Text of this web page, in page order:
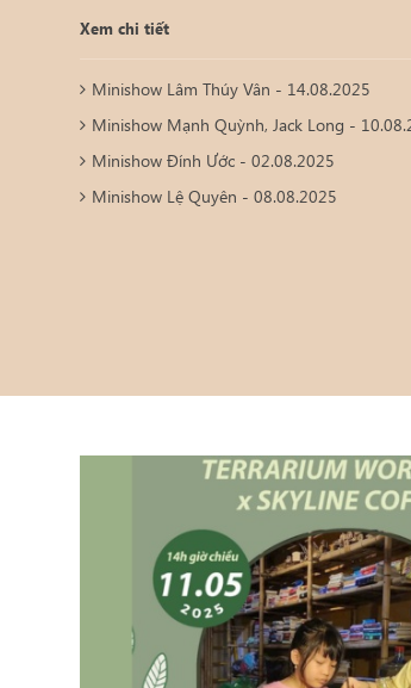
Xem chi tiết
Minishow Lâm Thúy Vân - 14.08.2025
Minishow Mạnh Quỳnh, Jack Long -
Minishow Đính Ước - 02.08.2025
Minishow Lệ Quyên - 08.08.2025